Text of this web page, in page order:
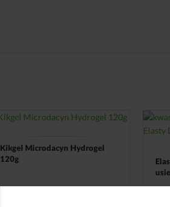
Kikgel Microdacyn Hydrogel
120g